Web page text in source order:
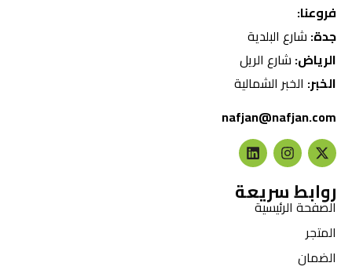
فروعنا:
جدة: شارع البلدية
الرياض: شارع الريل
الخبر: الخبر الشمالية
nafjan@nafjan.com
روابط سريعة
الصفحة الرئيسية
المتجر
الضمان